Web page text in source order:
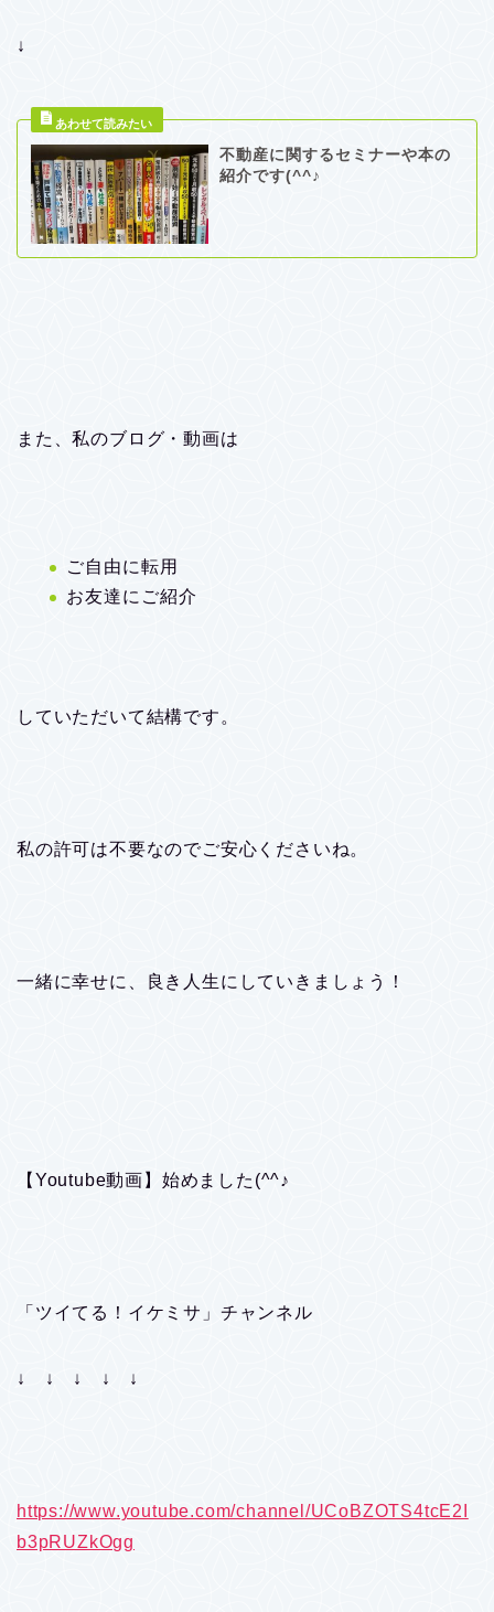
↓
不動産に関するセミナーや本の
紹介です(^^♪
また、私のブログ・動画は
ご自由に転用
お友達にご紹介
していただいて結構です。
私の許可は不要なのでご安心くださいね。
一緒に幸せに、良き人生にしていきましょう！
【Youtube動画】始めました(^^♪
「ツイてる！イケミサ」チャンネル
↓ ↓ ↓ ↓ ↓
https://www.youtube.com/channel/UCoBZOTS4tcE2I
b3pRUZkOgg